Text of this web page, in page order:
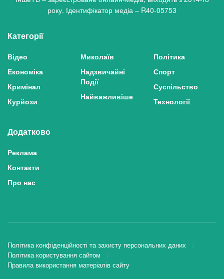
року. Ідентифікатор медіа – R40-05753
Категорії
Відео
Економіка
Кримінал
Курйози
Миколаїв
Надзвичайні
Події
Найважливіше
Політика
Спорт
Суспільство
Технології
Додатково
Реклама
Контакти
Про нас
Політика конфіденційності та захисту персональних даних
Політика користування сайтом
Правила використання матеріалів сайту